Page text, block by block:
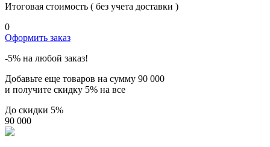
Итоговая стоимость ( без учета доставки )
0
Оформить заказ
-5% на любой заказ!
Добавьте еще товаров на сумму 90 000
и получите скидку 5% на все
До скидки 5%
90 000